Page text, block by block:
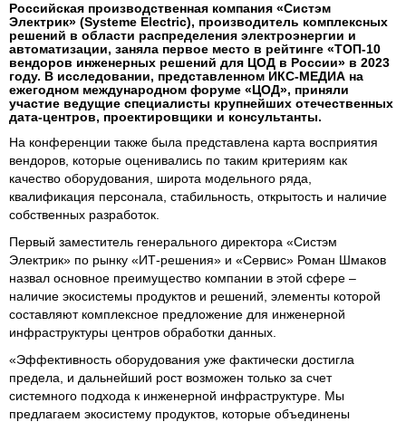
Российская производственная компания «Систэм
Электрик» (Systeme Electric), производитель комплексных
решений в области распределения электроэнергии и
автоматизации, заняла первое место в рейтинге «ТОП-10
вендоров инженерных решений для ЦОД в России» в 2023
году. В исследовании, представленном ИКС-МЕДИА на
ежегодном международном форуме «ЦОД», приняли
участие ведущие специалисты крупнейших отечественных
дата-центров, проектировщики и консультанты.
На конференции также была представлена карта восприятия
вендоров, которые оценивались по таким критериям как
качество оборудования, широта модельного ряда,
квалификация персонала, стабильность, открытость и наличие
собственных разработок.
Первый заместитель генерального директора «Систэм
Электрик» по рынку «ИТ-решения» и «Сервис» Роман Шмаков
назвал основное преимущество компании в этой сфере –
наличие экосистемы продуктов и решений, элементы которой
составляют комплексное предложение для инженерной
инфраструктуры центров обработки данных.
«Эффективность оборудования уже фактически достигла
предела, и дальнейший рост возможен только за счет
системного подхода к инженерной инфраструктуре. Мы
предлагаем экосистему продуктов, которые объединены